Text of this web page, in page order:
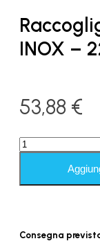
INOX –
53,88 €
Raccogligocce
per
-
quantità
Consegna